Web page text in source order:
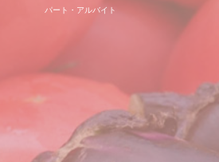
パート・アルバイト